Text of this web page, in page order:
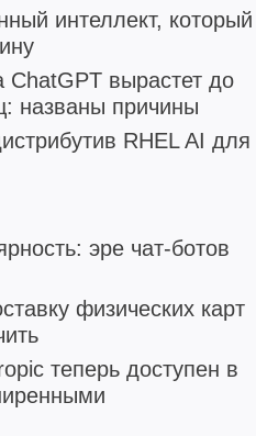
интеллект, который
ChatGPT вырастет до
названы причины
RHEL AI для
эре чат-ботов
физических карт
теперь доступен в